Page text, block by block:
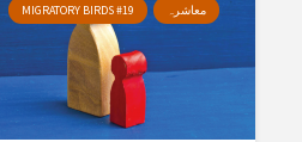
معاشرہ MIGRATORY BIRDS #19